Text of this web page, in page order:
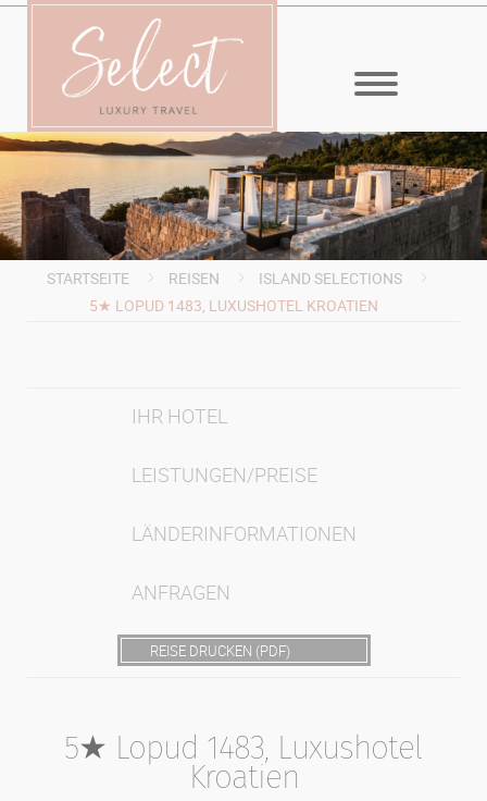
MENÜ
STARTSEITE REISEN
ISLAND SELECTIONS
5★ LOPUD 1483, LUXUSHOTEL KROATIEN
IHR HOTEL
LEISTUNGEN/PREISE
LÄNDERINFORMATIONEN
ANFRAGEN
REISE DRUCKEN (PDF)
5★ Lopud 1483, Luxushotel
Kroatien